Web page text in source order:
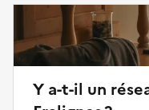
Y a-t-il un réseau de chaleur à